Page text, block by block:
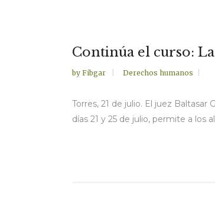
Continúa el curso:
by Fibgar Derechos humanos
Torres, 21 de julio. El juez
días 21 y 25 de julio, permite a los